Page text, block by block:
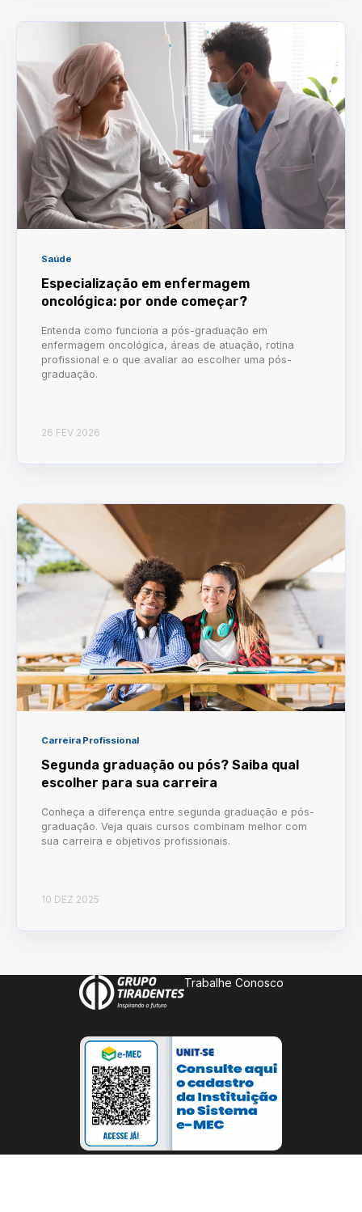
Saúde
Especialização em enfermagem
oncológica: por onde começar?
Entenda como funciona a pós-graduação em
enfermagem oncológica, áreas de atuação, rotina
profissional e o que avaliar ao escolher uma pós-
graduação.
26 FEV 2026
Carreira Profissional
Segunda graduação ou pós? Saiba qual
escolher para sua carreira
Conheça a diferença entre segunda graduação e pós-
graduação. Veja quais cursos combinam melhor com
sua carreira e objetivos profissionais.
10 DEZ 2025
Trabalhe Conosco